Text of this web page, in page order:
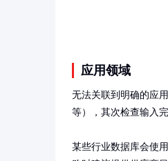
应用领域
无法关联到明确的应
等），其次检查输入
某些行业数据库会使